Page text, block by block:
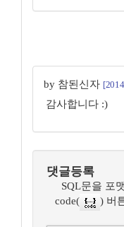
by 참된신자
감사합니다 :)
댓글등록
SQL문을 포
code(
) 버